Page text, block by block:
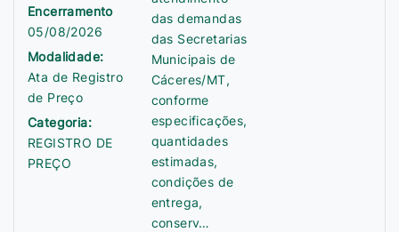
Encerramento
05/08/2026
Modalidade:
Ata de Registro
de Preço
Categoria:
REGISTRO DE
PREÇO
das demandas
das Secretarias
Municipais de
Cáceres/MT,
conforme
especificações,
quantidades
estimadas,
condições de
entrega,
conserv…